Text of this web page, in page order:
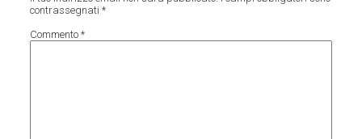
contrassegnati*
Commento*